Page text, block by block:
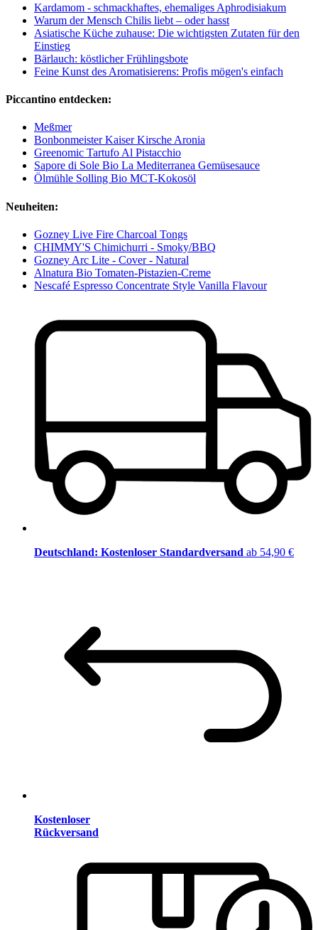
Kardamom - schmackhaftes, ehemaliges Aphrodisiakum
Warum der Mensch Chilis liebt – oder hasst
Asiatische Küche zuhause: Die wichtigsten Zutaten für den
Einstieg
Bärlauch: köstlicher Frühlingsbote
Feine Kunst des Aromatisierens: Profis mögen's einfach
Piccantino entdecken:
Meßmer
Bonbonmeister Kaiser Kirsche Aronia
Greenomic Tartufo Al Pistacchio
Sapore di Sole Bio La Mediterranea Gemüsesauce
Ölmühle Solling Bio MCT-Kokosöl
Neuheiten:
Gozney Live Fire Charcoal Tongs
CHIMMY'S Chimichurri - Smoky/BBQ
Gozney Arc Lite - Cover - Natural
Alnatura Bio Tomaten-Pistazien-Creme
Nescafé Espresso Concentrate Style Vanilla Flavour
Deutschland: Kostenloser Standardversand ab 54,90 €
Kostenloser
Rückversand